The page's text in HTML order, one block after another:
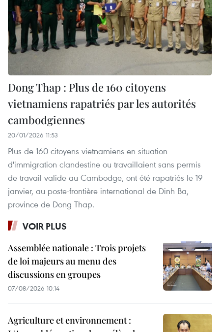
Dong Thap : Plus de 160 citoyens
vietnamiens rapatriés par les autorités
cambodgiennes
20/01/2026 11:53
Plus de 160 citoyens vietnamiens en situation
d'immigration clandestine ou travaillaient sans permis
de travail valide au Cambodge, ont été rapatriés le 19
janvier, au poste-frontière international de Dinh Ba,
province de Dong Thap.
VOIR PLUS
Assemblée nationale : Trois projets
de loi majeurs au menu des
discussions en groupes
07/08/2026 10:14
Agriculture et environnement :